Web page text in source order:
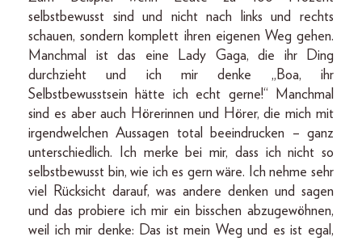
selbstbewusst sind und nicht nach links und rechts
schauen, sondern komplett ihren eigenen Weg gehen.
Manchmal ist das eine Lady Gaga, die ihr Ding
durchzieht und ich mir denke „Boa, ihr
Selbstbewusstsein hätte ich echt gerne!“ Manchmal
sind es aber auch Hörerinnen und Hörer, die mich mit
irgendwelchen Aussagen total beeindrucken – ganz
unterschiedlich. Ich merke bei mir, dass ich nicht so
selbstbewusst bin, wie ich es gern wäre. Ich nehme sehr
viel Rücksicht darauf, was andere denken und sagen
und das probiere ich mir ein bisschen abzugewöhnen,
weil ich mir denke: Das ist mein Weg und es ist egal,